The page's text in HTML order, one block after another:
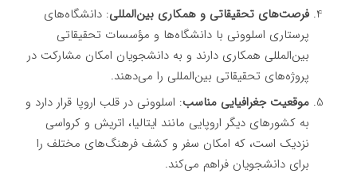
فرصت‌های تحقیقاتی و همکاری بین‌المللی: دانشگاه‌های
پرستاری اسلوونی با دانشگاه‌ها و مؤسسات تحقیقاتی
بین‌المللی همکاری دارند و به دانشجویان امکان مشارکت در
پروژه‌های تحقیقاتی بین‌المللی را می‌دهند.
موقعیت جغرافیایی مناسب: اسلوونی در قلب اروپا قرار دارد و
به کشورهای دیگر اروپایی مانند ایتالیا، اتریش و کرواسی
نزدیک است، که امکان سفر و کشف فرهنگ‌های مختلف را
برای دانشجویان فراهم می‌کند.